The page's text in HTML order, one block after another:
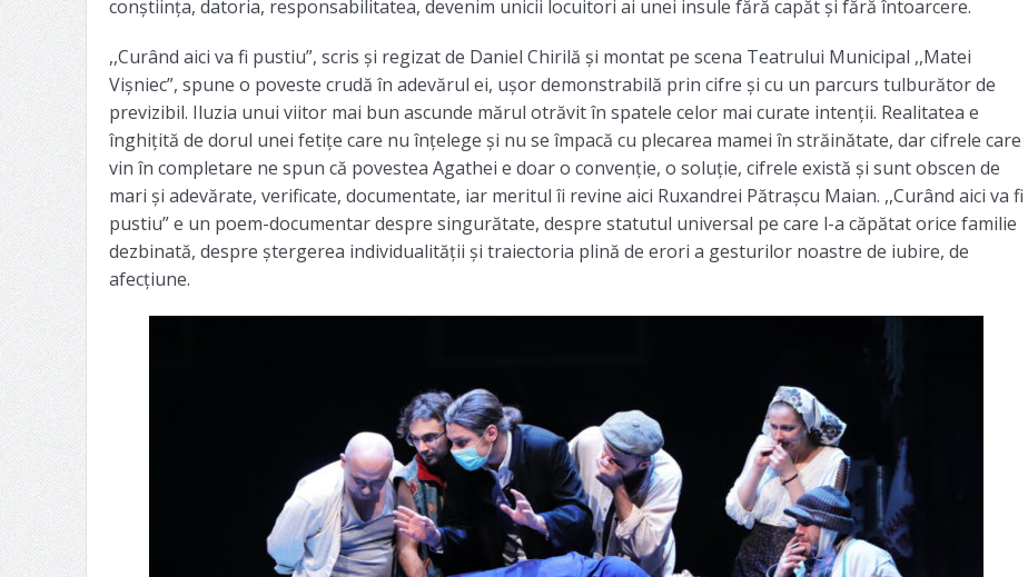
conștiința, datoria, responsabilitatea, devenim unicii locuitori ai unei insule fără capăt și fără întoarcere.
,,Curând aici va fi pustiu”, scris și regizat de Daniel Chirilă și montat pe scena Teatrului Municipal ,,Matei
Vișniec”, spune o poveste crudă în adevărul ei, ușor demonstrabilă prin cifre și cu un parcurs tulburător de
previzibil. Iluzia unui viitor mai bun ascunde mărul otrăvit în spatele celor mai curate intenții. Realitatea e
înghițită de dorul unei fetițe care nu înțelege și nu se împacă cu plecarea mamei în străinătate, dar cifrele care
vin în completare ne spun că povestea Agathei e doar o convenție, o soluție, cifrele există și sunt obscen de
mari și adevărate, verificate, documentate, iar meritul îi revine aici Ruxandrei Pătrașcu Maian. ,,Curând aici va fi
pustiu” e un poem-documentar despre singurătate, despre statutul universal pe care l-a căpătat orice familie
dezbinată, despre ștergerea individualității și traiectoria plină de erori a gesturilor noastre de iubire, de
afecțiune.